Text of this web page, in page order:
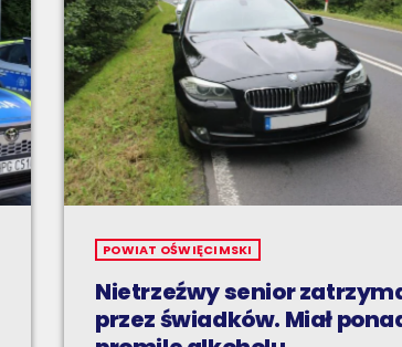
POWIAT OŚWIĘCIMSKI
Nietrzeźwy senior
przez świadków. Miał